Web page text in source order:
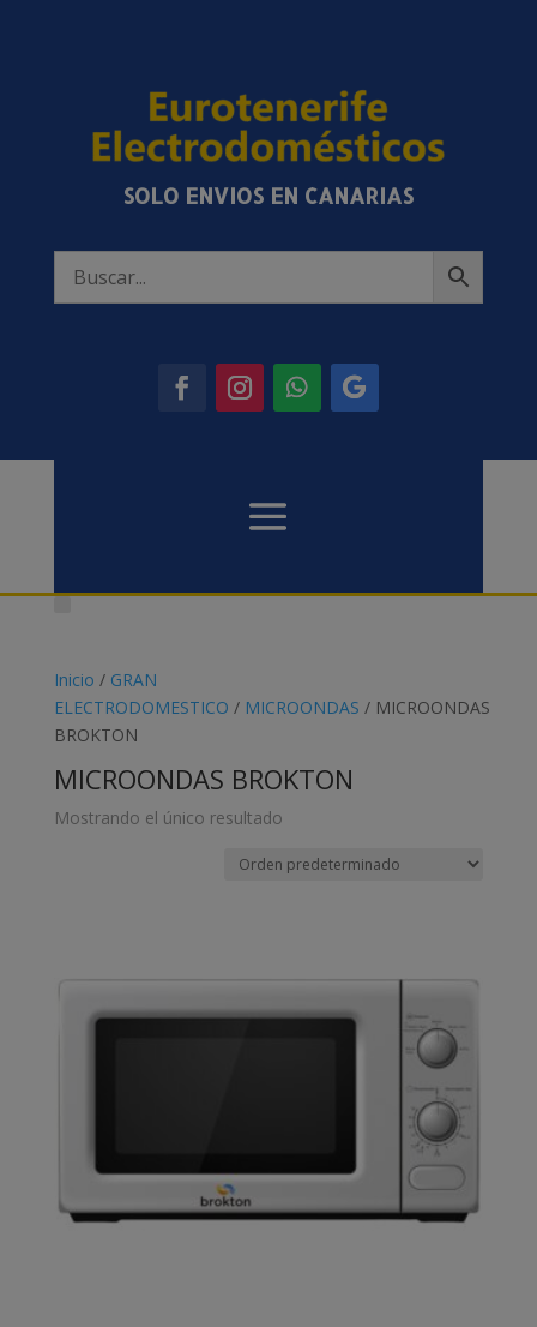
SOLO ENVIOS EN CANARIAS
Inicio / GRAN
ELECTRODOMESTICO / MICROONDAS / MICROONDAS
BROKTON
MICROONDAS BROKTON
Mostrando el único resultado